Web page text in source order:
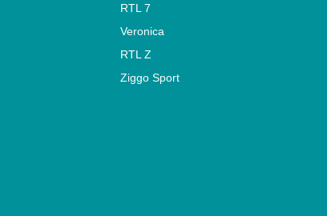
RTL 7
Veronica
RTL Z
Ziggo Sport